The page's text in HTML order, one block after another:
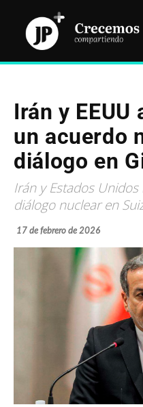
Irán y EEUU
un acuerdo
diálogo en
Irán y Estados
diálogo nuclear en
17 de febrero de 2026